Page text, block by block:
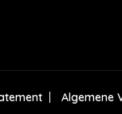
Algemene